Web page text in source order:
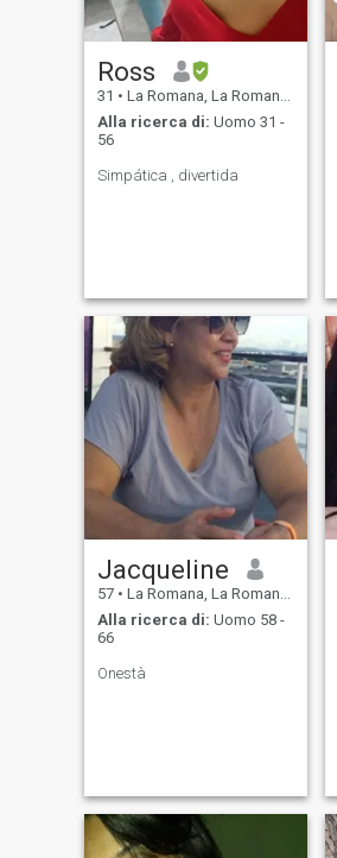
Ross
31 • La Romana, La Romana, Rep. Dominicana
Alla ricerca di: Uomo 31 -
56
Simpática , divertida
Jacqueline
57 • La Romana, La Romana, Rep. Dominicana
Alla ricerca di: Uomo 58 -
66
Onestà